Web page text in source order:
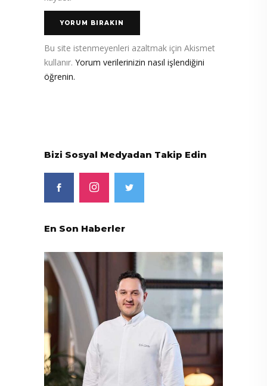
Bu site istenmeyenleri azaltmak için Akismet
kullanır. Yorum verilerinizin nasıl işlendiğini
öğrenin.
Bizi Sosyal Medyadan Takip Edin
En Son Haberler